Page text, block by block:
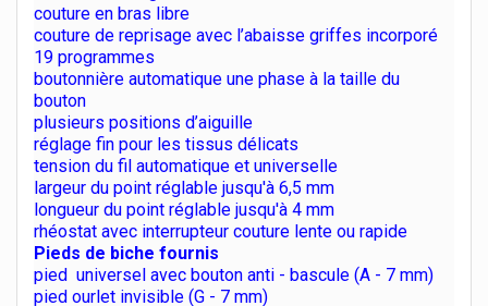
couture en bras libre
couture de reprisage avec l’abaisse griffes incorporé
19 programmes
boutonnière automatique une phase à la taille du
bouton
plusieurs positions d’aiguille
réglage fin pour les tissus délicats
tension du fil automatique et universelle
largeur du point réglable jusqu'à 6,5 mm
longueur du point réglable jusqu'à 4 mm
rhéostat avec interrupteur couture lente ou rapide
Pieds de biche fournis
pied universel avec bouton anti - bascule (A - 7 mm)
pied ourlet invisible (G - 7 mm)